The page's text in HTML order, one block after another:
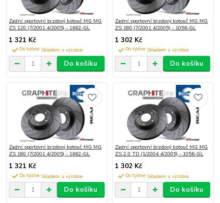
Zadní sportovní brzdový kotouč MG MG
ZS 120 (7/2001 4/2005) - 1662-GL
1 321 Kč
Do týdne
Do košíku
Zadní sportovní brzdový kotouč MG MG
ZS 180 (7/2001 4/2005) - 1056-GL
1 302 Kč
Do týdne
Do košíku
Zadní sportovní brzdový kotouč MG MG
ZS 180 (7/2001 4/2005) - 1662-GL
1 321 Kč
Do týdne
Do košíku
Zadní sportovní brzdový kotouč MG MG
ZS 2.0 TD (1/2004 4/2005) - 1056-GL
1 302 Kč
Do týdne
Do košíku